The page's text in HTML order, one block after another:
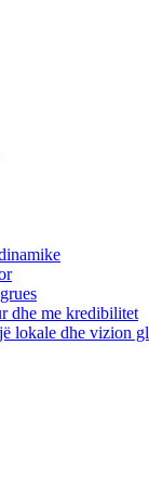
dhe me kredibilitet
lokale dhe vizion